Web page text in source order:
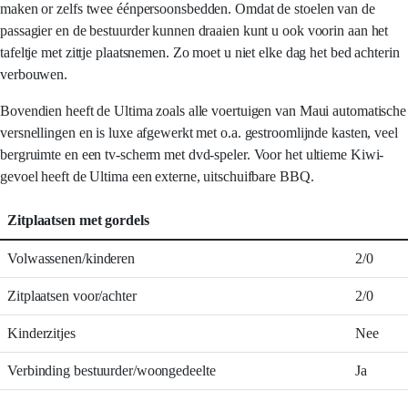
maken or zelfs twee éénpersoonsbedden. Omdat de stoelen van de
passagier en de bestuurder kunnen draaien kunt u ook voorin aan het
tafeltje met zittje plaatsnemen. Zo moet u niet elke dag het bed achterin
verbouwen.
Bovendien heeft de Ultima zoals alle voertuigen van Maui automatische
versnellingen en is luxe afgewerkt met o.a. gestroomlijnde kasten, veel
bergruimte en een tv-scherm met dvd-speler. Voor het ultieme Kiwi-
gevoel heeft de Ultima een externe, uitschuifbare BBQ.
Zitplaatsen met gordels
Volwassenen/kinderen 2/0
Zitplaatsen voor/achter 2/0
Kinderzitjes Nee
Verbinding bestuurder/woongedeelte Ja